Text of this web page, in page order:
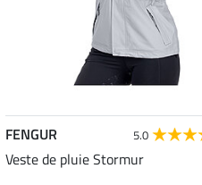
FENGUR 5.0
Veste de pluie Stormur